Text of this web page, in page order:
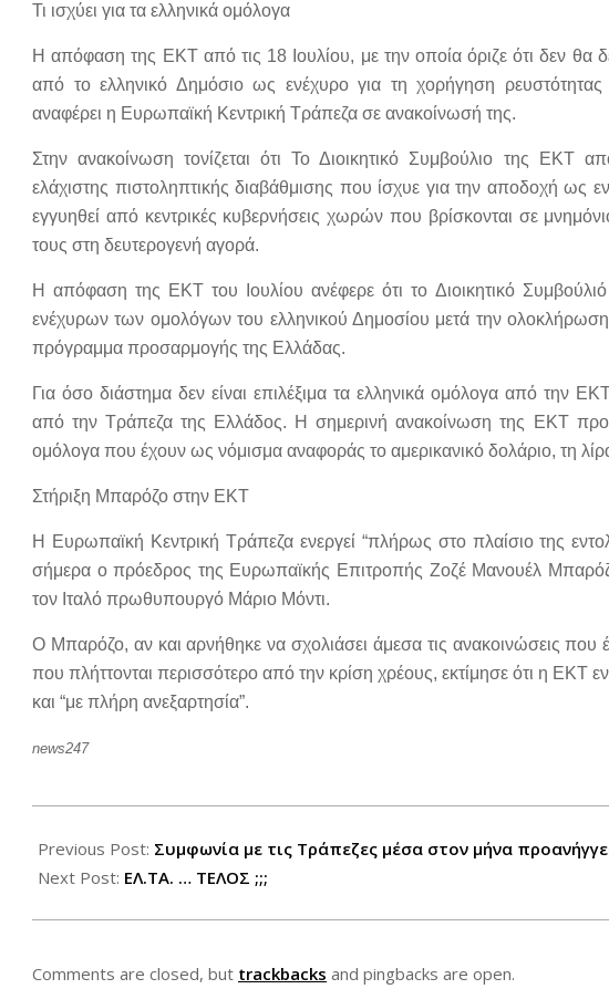
Τι ισχύει για τα ελληνικά ομόλογα
Η απόφαση της ΕΚΤ από τις 18 Ιουλίου, με την οποία όριζε ότι δεν θα
από το ελληνικό Δημόσιο ως ενέχυρο για τη χορήγηση ρευστότητας
αναφέρει η Ευρωπαϊκή Κεντρική Τράπεζα σε ανακοίνωσή της.
Στην ανακοίνωση τονίζεται ότι Το Διοικητικό Συμβούλιο της ΕΚΤ
ελάχιστης πιστοληπτικής διαβάθμισης που ίσχυε για την αποδοχή ως
εγγυηθεί από κεντρικές κυβερνήσεις χωρών που βρίσκονται σε
τους στη δευτερογενή αγορά.
Η απόφαση της ΕΚΤ του Ιουλίου ανέφερε ότι το Διοικητικό
ενέχυρων των ομολόγων του ελληνικού Δημοσίου μετά την
πρόγραμμα προσαρμογής της Ελλάδας.
Για όσο διάστημα δεν είναι επιλέξιμα τα ελληνικά ομόλογα από την
από την Τράπεζα της Ελλάδος. Η σημερινή ανακοίνωση της ΕΚΤ
ομόλογα που έχουν ως νόμισμα αναφοράς το αμερικανικό δολάριο, τη
Στήριξη Μπαρόζο στην ΕΚΤ
Η Ευρωπαϊκή Κεντρική Τράπεζα ενεργεί “πλήρως στο πλαίσιο της
σήμερα ο πρόεδρος της Ευρωπαϊκής Επιτροπής Ζοζέ Μανουέλ
τον Ιταλό πρωθυπουργό Μάριο Μόντι.
Ο Μπαρόζο, αν και αρνήθηκε να σχολιάσει άμεσα τις ανακοινώσεις που
που πλήττονται περισσότερο από την κρίση χρέους, εκτίμησε ότι η ΕΚΤ
και “με πλήρη ανεξαρτησία”.
news247
09-
06
Previous Post: Συμφωνία με τις Τράπεζες μέσα στον μήνα
Next Post: ΕΛ.ΤΑ. … ΤΕΛΟΣ ;;;
Comments are closed, but trackbacks and pingbacks are open.